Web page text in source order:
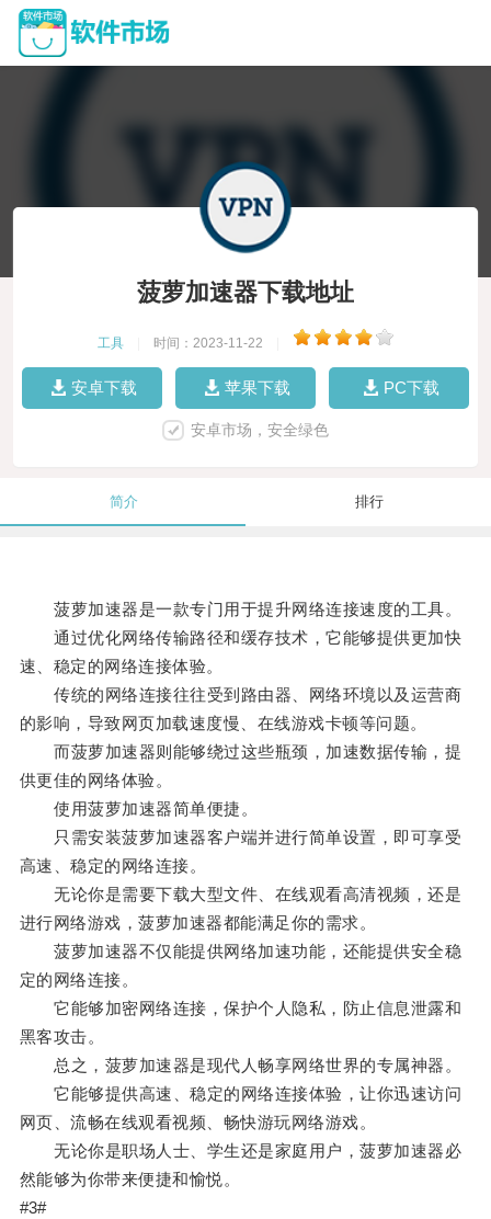
菠萝加速器下载地址
工具 时间：2023-11-22
安卓下载 苹果下载 PC下载
安卓市场，安全绿色
简介 排行
菠萝加速器是一款专门用于提升网络连接速度的工具。
通过优化网络传输路径和缓存技术，它能够提供更加快
速、稳定的网络连接体验。
传统的网络连接往往受到路由器、网络环境以及运营商
的影响，导致网页加载速度慢、在线游戏卡顿等问题。
而菠萝加速器则能够绕过这些瓶颈，加速数据传输，提
供更佳的网络体验。
使用菠萝加速器简单便捷。
只需安装菠萝加速器客户端并进行简单设置，即可享受
高速、稳定的网络连接。
无论你是需要下载大型文件、在线观看高清视频，还是
进行网络游戏，菠萝加速器都能满足你的需求。
菠萝加速器不仅能提供网络加速功能，还能提供安全稳
定的网络连接。
它能够加密网络连接，保护个人隐私，防止信息泄露和
黑客攻击。
总之，菠萝加速器是现代人畅享网络世界的专属神器。
它能够提供高速、稳定的网络连接体验，让你迅速访问
网页、流畅在线观看视频、畅快游玩网络游戏。
无论你是职场人士、学生还是家庭用户，菠萝加速器必
然能够为你带来便捷和愉悦。
#3#